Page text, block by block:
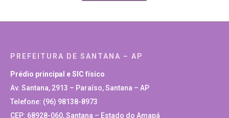
PREFEITURA DE SANTANA – AP
Prédio principal e SIC físico
Av. Santana, 2913 – Paraíso, Santana – AP
Telefone: (96) 98138-8973
CEP: 68928-060, Santana – Estado do Amapá